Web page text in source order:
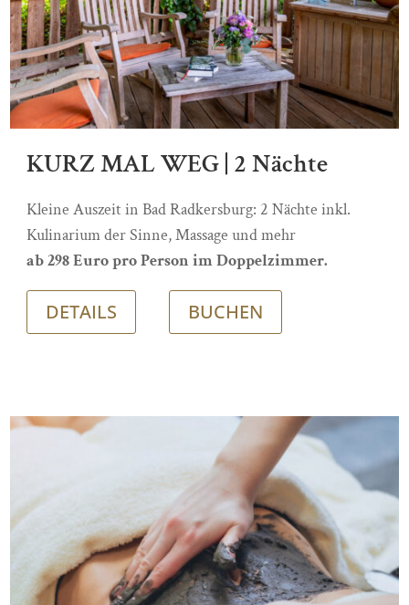
KURZ MAL WEG | 2 Nächte
Kleine Auszeit in Bad Radkersburg: 2 Nächte inkl.
Kulinarium der Sinne, Massage und mehr
ab 298 Euro pro Person im Doppelzimmer.
DETAILS BUCHEN